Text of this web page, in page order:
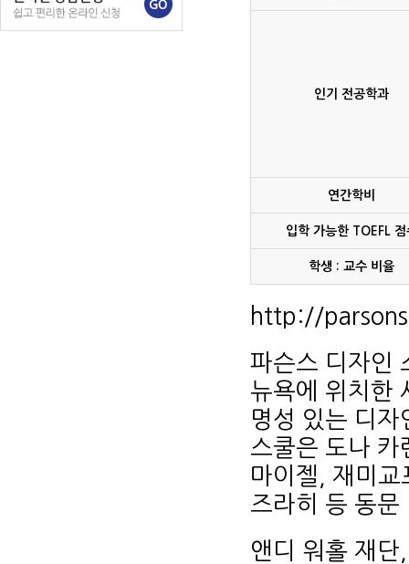
인기 전공학과
연간학비
입학 가능한 TOEFL 점
학생 : 교수 비율
http://
파슨스 디자인
뉴욕에 위치한
명성 있는 디
스쿨은 도나
마이젤, 재미
즈라히 등 동문
앤디 워홀 재